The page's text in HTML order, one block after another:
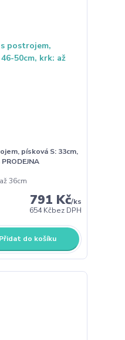
písková S: 33cm,
36cm
791 Kč/ks
654 Kčbez DPH
Přidat do košíku